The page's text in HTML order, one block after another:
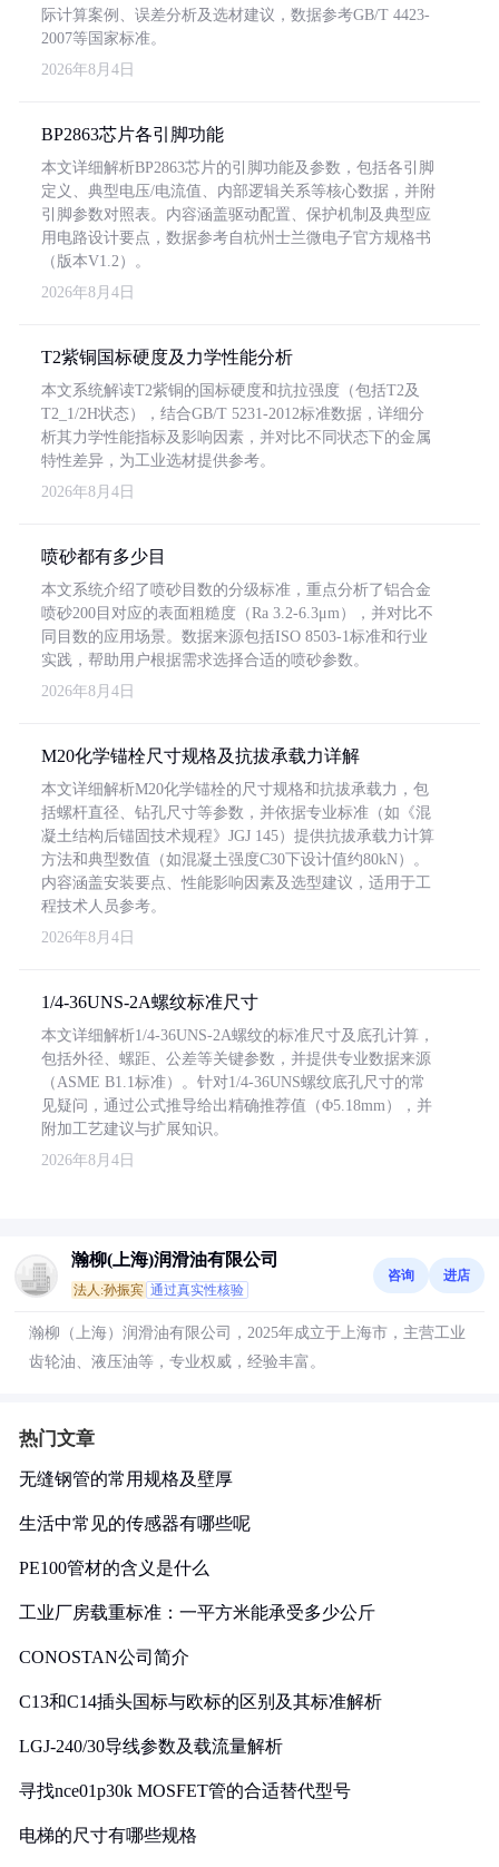
际计算案例、误差分析及选材建议，数据参考GB/T 4423-
2007等国家标准。
2026年8月4日
BP2863芯片各引脚功能
本文详细解析BP2863芯片的引脚功能及参数，包括各引脚
定义、典型电压/电流值、内部逻辑关系等核心数据，并附
引脚参数对照表。内容涵盖驱动配置、保护机制及典型应
用电路设计要点，数据参考自杭州士兰微电子官方规格书
（版本V1.2）。
2026年8月4日
T2紫铜国标硬度及力学性能分析
本文系统解读T2紫铜的国标硬度和抗拉强度（包括T2及
T2_1/2H状态），结合GB/T 5231-2012标准数据，详细分
析其力学性能指标及影响因素，并对比不同状态下的金属
特性差异，为工业选材提供参考。
2026年8月4日
喷砂都有多少目
本文系统介绍了喷砂目数的分级标准，重点分析了铝合金
喷砂200目对应的表面粗糙度（Ra 3.2-6.3μm），并对比不
同目数的应用场景。数据来源包括ISO 8503-1标准和行业
实践，帮助用户根据需求选择合适的喷砂参数。
2026年8月4日
M20化学锚栓尺寸规格及抗拔承载力详解
本文详细解析M20化学锚栓的尺寸规格和抗拔承载力，包
括螺杆直径、钻孔尺寸等参数，并依据专业标准（如《混
凝土结构后锚固技术规程》JGJ 145）提供抗拔承载力计算
方法和典型数值（如混凝土强度C30下设计值约80kN）。
内容涵盖安装要点、性能影响因素及选型建议，适用于工
程技术人员参考。
2026年8月4日
1/4-36UNS-2A螺纹标准尺寸
本文详细解析1/4-36UNS-2A螺纹的标准尺寸及底孔计算，
包括外径、螺距、公差等关键参数，并提供专业数据来源
（ASME B1.1标准）。针对1/4-36UNS螺纹底孔尺寸的常
见疑问，通过公式推导给出精确推荐值（Φ5.18mm），并
附加工艺建议与扩展知识。
2026年8月4日
瀚柳(上海)润滑油有限公司
法人:孙振宾 通过真实性核验
咨询 进店
瀚柳（上海）润滑油有限公司，2025年成立于上海市，主营工业
齿轮油、液压油等，专业权威，经验丰富。
热门文章
无缝钢管的常用规格及壁厚
生活中常见的传感器有哪些呢
PE100管材的含义是什么
工业厂房载重标准：一平方米能承受多少公斤
CONOSTAN公司简介
C13和C14插头国标与欧标的区别及其标准解析
LGJ-240/30导线参数及载流量解析
寻找nce01p30k MOSFET管的合适替代型号
电梯的尺寸有哪些规格